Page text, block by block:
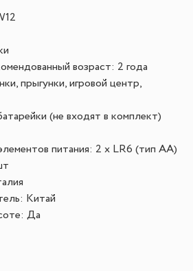
возраст: 2 года
прыгунки, игровой центр,
(не входят в комплект)
питания: 2 х LR6 (тип AA)
Китай
Да